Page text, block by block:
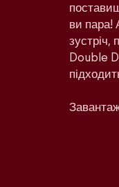
ви пара!
зустріч,
Double